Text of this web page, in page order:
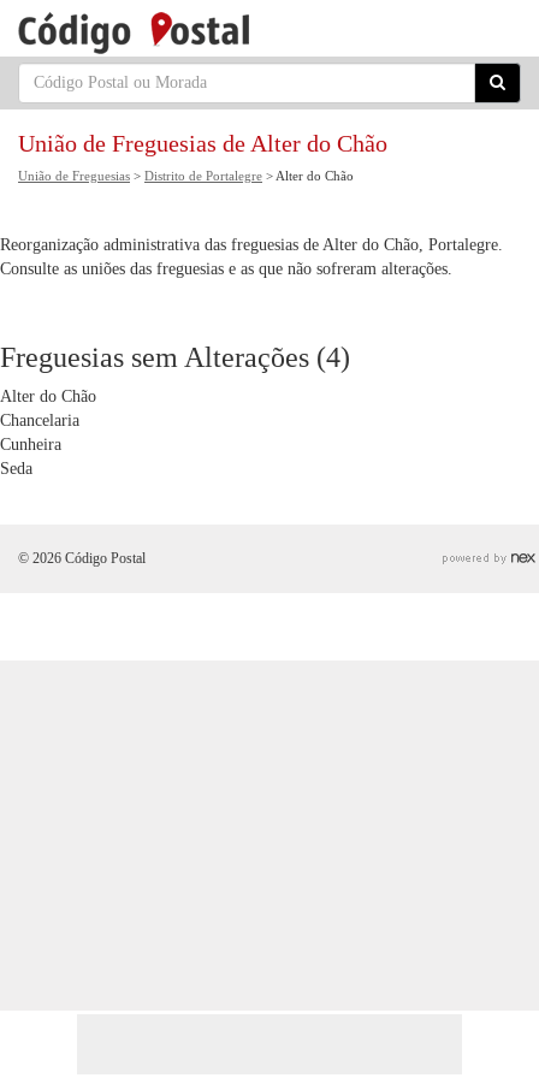
União de Freguesias de Alter do Chão
União de Freguesias > Distrito de Portalegre > Alter do Chão
Reorganização administrativa das freguesias de Alter do Chão, Portalegre.
Consulte as uniões das freguesias e as que não sofreram alterações.
Freguesias sem Alterações (4)
Alter do Chão
Chancelaria
Cunheira
Seda
© 2026 Código Postal